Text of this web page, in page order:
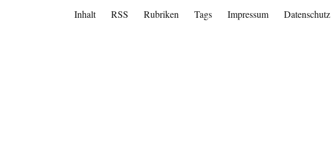
Inhalt RSS Rubriken Tags Impressum Datenschutz